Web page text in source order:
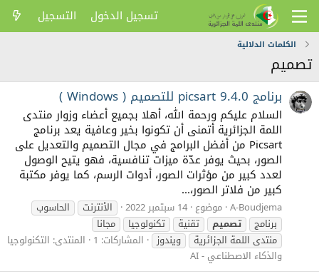
تسجيل الدخول التسجيل
الكلمات الدلالية
تصميم
برنامج picsart 9.4.0 للتصميم ( Windows )
السلام عليكم ورحمة الله، أهلا بجميع أعضاء وزوار منتدى
اللمة الجزائرية أتمنى أن تكونوا بخير وعافية يعد برنامج
Picsart من أفضل البرامج في مجال التصميم والتعديل على
الصور، بحيث يوفر عدّة ميزات تنافسية، فهو يتيح الوصول
لعدد كبير من مؤثرات الصور، أدوات الرسم، كما يوفر مكتبة
كبير من فلاتر الصور،...
A-Boudjema موضوع 14 سبتمبر 2022 الأنترنت
الحاسوب
برنامج
تصميم تقنية تكنولوجيا
مجانا
منتدى اللمة الجزائرية
ويندوز المشاركات: 1 المنتدى: التكنولوجيا
والذكاء الاصطناعي - AI